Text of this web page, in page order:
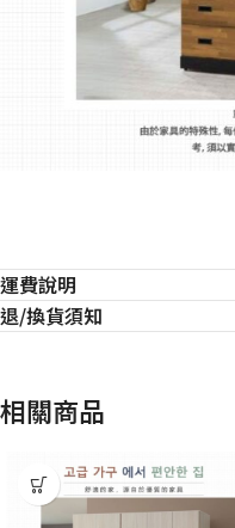
運費說明
退/換貨須知
相關商品